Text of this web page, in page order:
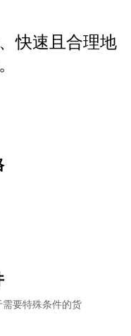
快速且合理地
要特殊条件的货